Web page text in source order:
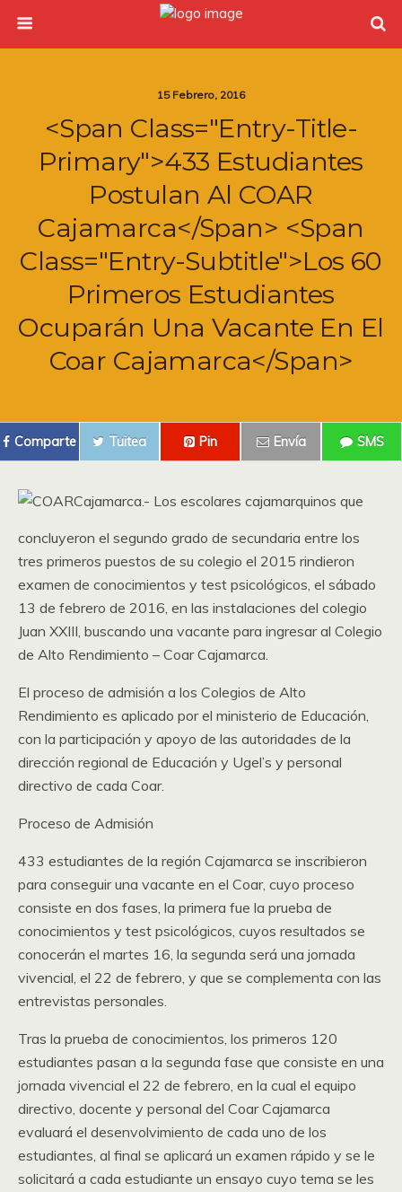
15 Febrero, 2016
<span Class="entry-Title-
Primary">433 Estudiantes
Postulan Al COAR
Cajamarca</span> <span
Class="entry-Subtitle">Los 60
Primeros Estudiantes
Ocuparán Una Vacante En El
Coar Cajamarca</span>
Comparte Tuitea Pin Envía SMS
Cajamarca.- Los escolares cajamarquinos que
concluyeron el segundo grado de secundaria entre los
tres primeros puestos de su colegio el 2015 rindieron
examen de conocimientos y test psicológicos, el sábado
13 de febrero de 2016, en las instalaciones del colegio
Juan XXIII, buscando una vacante para ingresar al Colegio
de Alto Rendimiento – Coar Cajamarca.
El proceso de admisión a los Colegios de Alto
Rendimiento es aplicado por el ministerio de Educación,
con la participación y apoyo de las autoridades de la
dirección regional de Educación y Ugel’s y personal
directivo de cada Coar.
Proceso de Admisión
433 estudiantes de la región Cajamarca se inscribieron
para conseguir una vacante en el Coar, cuyo proceso
consiste en dos fases, la primera fue la prueba de
conocimientos y test psicológicos, cuyos resultados se
conocerán el martes 16, la segunda será una jornada
vivencial, el 22 de febrero, y que se complementa con las
entrevistas personales.
Tras la prueba de conocimientos, los primeros 120
estudiantes pasan a la segunda fase que consiste en una
jornada vivencial el 22 de febrero, en la cual el equipo
directivo, docente y personal del Coar Cajamarca
evaluará el desenvolvimiento de cada uno de los
estudiantes, al final se aplicará un examen rápido y se le
solicitará a cada estudiante un ensayo cuyo tema se les